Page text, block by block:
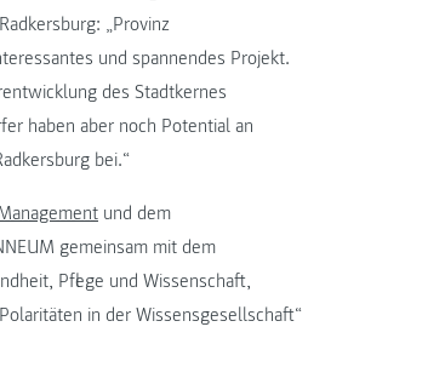
„Provinz
und spannendes Projekt.
des Stadtkernes
haben aber noch Potential an
bei.“
und dem
gemeinsam mit dem
Pflege und Wissenschaft,
in der Wissensgesellschaft“